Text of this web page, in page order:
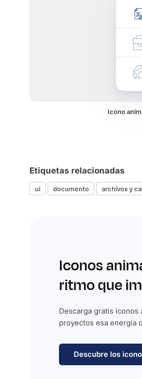
Icono
Etiquetas relacionadas
ui documento archivos y
Iconos
ritmo que
Descarga gratis iconos
proyectos esa energía
Descubre los